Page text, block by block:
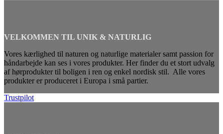
VELKOMMEN TIL UNIK & NATURLIG
Vores kærlighed til naturen og naturlige materialer samt passion for
håndarbejde kan ses i vores produkter. Her finder du et stort udvalg
af hørprodukter til boligen i ren og enkel nordisk stil. Alle vores
produkter er produceret i Europa i små partier.
Trustpilot